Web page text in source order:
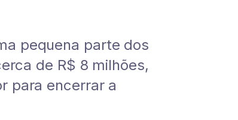
pequena parte dos
de R$ 8 milhões,
para encerrar a